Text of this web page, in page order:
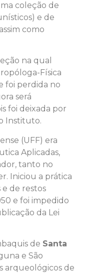
coleção de
e de
como
na qual
Física
foi perdida no
será
foi deixada por
Instituto.
(UFF) era
Aplicadas,
tanto no
Iniciou a prática
de restos
e foi impedido
da Lei
de Santa
e São
arqueológicos de